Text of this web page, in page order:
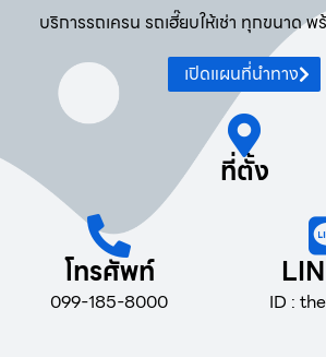
บริการรถเครน รถเฮี๊ยบให้เช่า ทุกขนาด
เปิดแผนที่นำทาง
ที่ตั้ง
โทรศัพท์
099-185-8000 ID :